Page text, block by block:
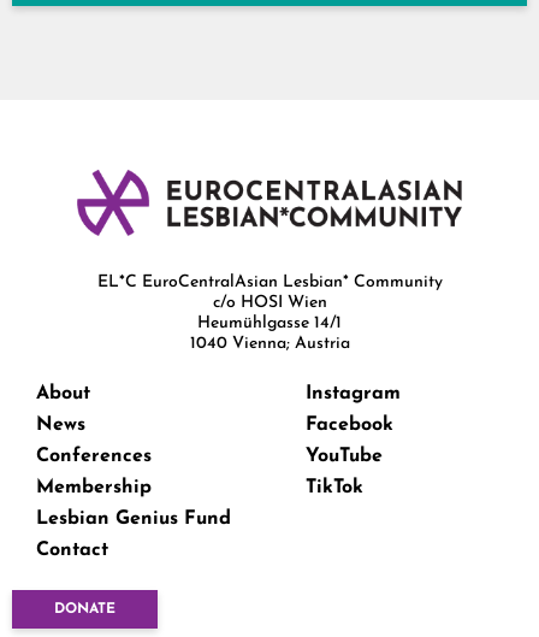
EL*C EuroCentralAsian Lesbian* Community
c/o HOSI Wien
Heumühlgasse 14/1
1040 Vienna; Austria
About
News
Conferences
Membership
Lesbian Genius Fund
Contact
Instagram
Facebook
YouTube
TikTok
DONATE